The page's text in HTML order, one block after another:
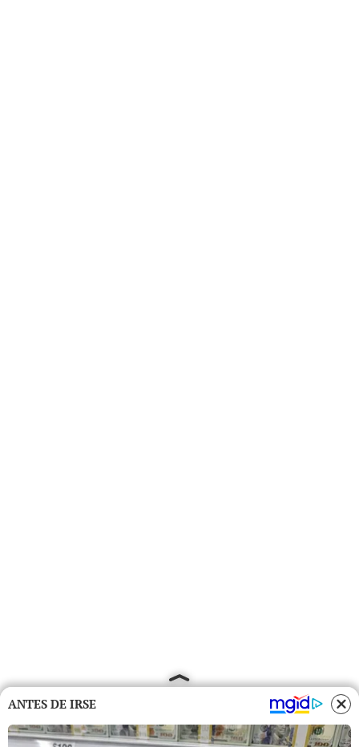
ANTES DE IRSE